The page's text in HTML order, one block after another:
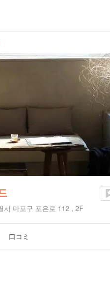
시 마포구 포은로 112 , 2F
口コミ